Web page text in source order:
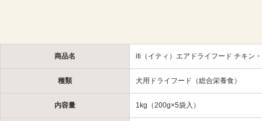
商品名 iti（イティ）エアドライフード チキン
種類 犬用ドライフード（総合栄養食）
内容量 1kg（200g×5袋入）